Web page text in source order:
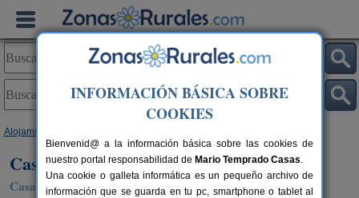
Alojamientos
Casa Pereforn
Casa Rural en Aramunt (Lleida)
INFORMACIÓN BÁSICA SOBRE
COOKIES
Bienvenid@ a la información básica sobre las cookies de
nuestro portal responsabilidad de Mario Temprado Casas.
Una cookie o galleta informática es un pequeño archivo de
información que se guarda en tu pc, smartphone o tablet al